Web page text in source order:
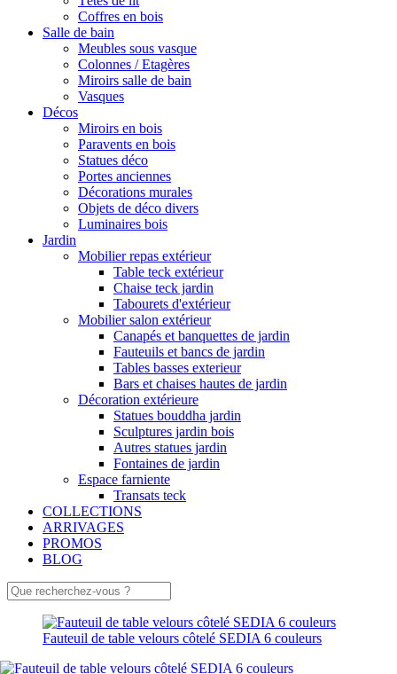
Coffres en bois
Salle de bain
Meubles sous vasque
Colonnes / Etagères
Miroirs salle de bain
Vasques
Décos
Miroirs en bois
Paravents en bois
Statues déco
Portes anciennes
Décorations murales
Objets de déco divers
Luminaires bois
Jardin
Mobilier repas extérieur
Table teck extérieur
Chaise teck jardin
Tabourets d'extérieur
Mobilier salon extérieur
Canapés et banquettes de jardin
Fauteuils et bancs de jardin
Tables basses exterieur
Bars et chaises hautes de jardin
Décoration extérieure
Statues bouddha jardin
Sculptures jardin bois
Autres statues jardin
Fontaines de jardin
Espace farniente
Transats teck
COLLECTIONS
ARRIVAGES
PROMOS
BLOG
Fauteuil de table velours côtelé SEDIA 6 couleurs